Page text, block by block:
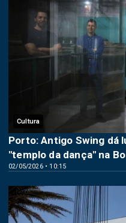
Cultura
02/05/2026 • 10:15
Porto: Antigo Swing dá
"templo da dança" na